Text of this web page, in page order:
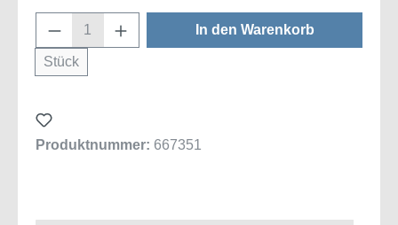
Produkt Anzahl: Gib den gewünschten
Stück
In den Warenkorb
Produktnummer: 667351